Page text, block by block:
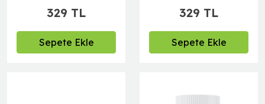
329 TL
Sepete Ekle
329 TL
Sepete Ekle